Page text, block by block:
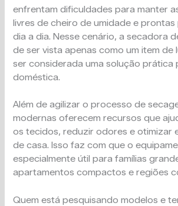
enfrentam dificuldades para manter
livres de cheiro de umidade e
dia a dia. Nesse cenário, a secadora
de ser vista apenas como um item de
ser considerada uma solução prática
doméstica.
Além de agilizar o processo de
modernas oferecem recursos que
os tecidos, reduzir odores e otimizar
de casa. Isso faz com que o
especialmente útil para famílias
apartamentos compactos e regiões
Quem está pesquisando modelos e